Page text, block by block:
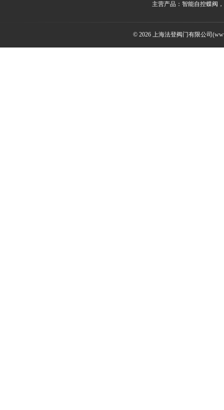
主营产品：智能自控蝶阀
© 2026 上海法登阀门有限公司